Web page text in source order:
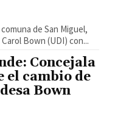
de San Miguel,
Bown (UDI) con...
Concejala
el cambio de
Bown